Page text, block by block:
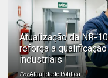
Atualização da NR-
reforça a
industriais
PorAtualidade Política